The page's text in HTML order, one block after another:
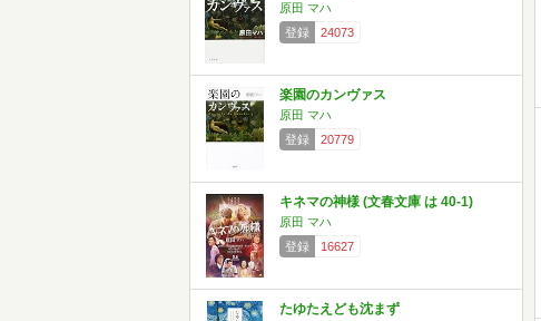
原田 マハ
登録
24073
楽園のカンヴァス
原田 マハ
登録
20779
キネマの神様 (文春文庫 は 40-1)
原田 マハ
登録
16627
たゆたえども沈まず